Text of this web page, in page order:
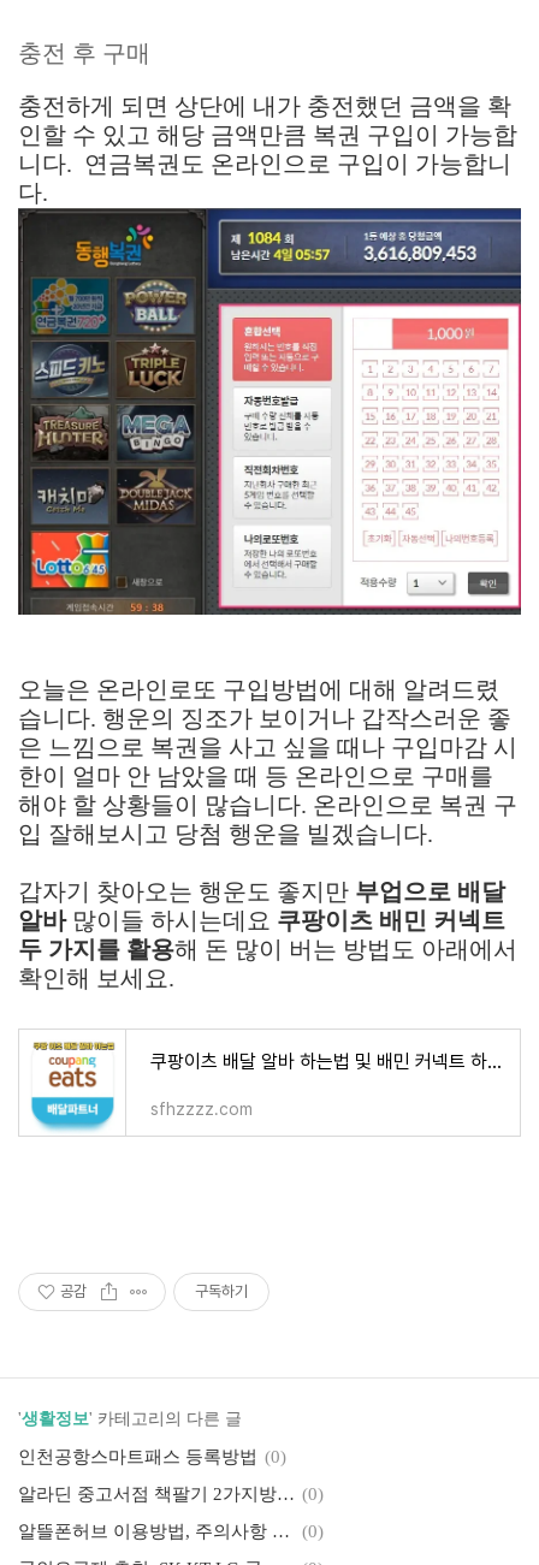
충전 후 구매
충전하게 되면 상단에 내가 충전했던 금액을 확
인할 수 있고 해당 금액만큼 복권 구입이 가능합
니다. 연금복권도 온라인으로 구입이 가능합니
다.
오늘은 온라인로또 구입방법에 대해 알려드렸
습니다. 행운의 징조가 보이거나 갑작스러운 좋
은 느낌으로 복권을 사고 싶을 때나 구입마감 시
한이 얼마 안 남았을 때 등 온라인으로 구매를
해야 할 상황들이 많습니다. 온라인으로 복권 구
입 잘해보시고 당첨 행운을 빌겠습니다.
갑자기 찾아오는 행운도 좋지만 부업으로 배달
알바많이들 하시는데요 쿠팡이츠 배민 커넥트
두 가지를 활용해 돈 많이 버는 방법도 아래에서
확인해 보세요.
쿠팡이츠 배달 알바 하는법 및 배민 커넥트 하는법
sfhzzzz.com
공감 구독하기
'생활정보' 카테고리의 다른 글
인천공항스마트패스 등록방법 (0)
알라딘 중고서점 책팔기 2가지방법 (매입불가책 판매방법) (0)
알뜰폰허브 이용방법, 주의사항 알아보기!
(0)